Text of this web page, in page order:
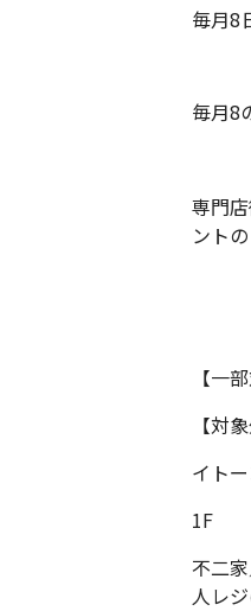
毎月8
毎月8
専門
ント
【一
【対
イト
1F
不二
人レ